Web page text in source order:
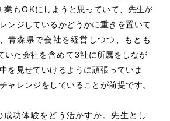
業もOKにしようと思っていて、先生が
ンジしているかどうかに重きを置いて
、青森県で会社を経営しつつ、もとも
いた会社を含めて3社に所属をしなが
を見せていけるように頑張っていま
ャレンジをしていることが前提です。
成功体験をどう活かすか。先生とし